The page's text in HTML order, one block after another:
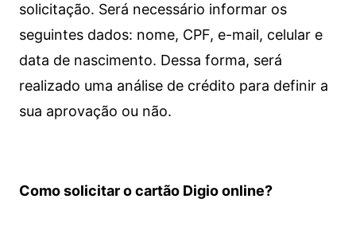
solicitação. Será necessário informar os
seguintes dados: nome, CPF, e-mail, celular e
data de nascimento. Dessa forma, será
realizado uma análise de crédito para definir a
sua aprovação ou não.
Como solicitar o cartão Digio online?